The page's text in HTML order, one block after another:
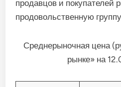
продавцов и покупателей
продовольственную
Среднерыночная цена
рынке» на